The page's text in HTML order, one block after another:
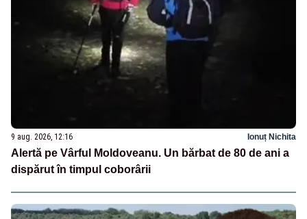
9 aug. 2026, 12:16 Ionuț Nichita
Alertă pe Vârful Moldoveanu. Un bărbat de 80 de ani a
dispărut în timpul coborârii